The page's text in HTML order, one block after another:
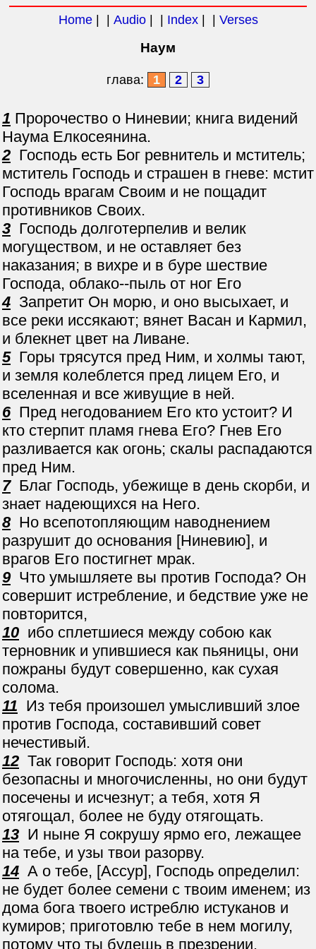
Home| | Audio| | Index| | Verses
Наум
глава: 1 2 3
1 Пророчество о Ниневии; книга видений
Наума Елкосеянина.
2 Господь есть Бог ревнитель и мститель;
мститель Господь и страшен в гневе: мстит
Господь врагам Своим и не пощадит
противников Своих.
3 Господь долготерпелив и велик
могуществом, и не оставляет без
наказания; в вихре и в буре шествие
Господа, облако--пыль от ног Его
4 Запретит Он морю, и оно высыхает, и
все реки иссякают; вянет Васан и Кармил,
и блекнет цвет на Ливане.
5Горы трясутся пред Ним, и холмы тают,
и земля колеблется пред лицем Его, и
вселенная и все живущие в ней.
6Пред негодованием Его кто устоит? И
кто стерпит пламя гнева Его? Гнев Его
разливается как огонь; скалы распадаются
пред Ним.
7Благ Господь, убежище в день скорби, и
знает надеющихся на Него.
8Но всепотопляющим наводнением
разрушит до основания [Ниневию], и
врагов Его постигнет мрак.
9Что умышляете вы против Господа? Он
совершит истребление, и бедствие уже не
повторится,
10 ибо сплетшиеся между собою как
терновник и упившиеся как пьяницы, они
пожраны будут совершенно, как сухая
солома.
11 Из тебя произошел умысливший злое
против Господа, составивший совет
нечестивый.
12 Так говорит Господь: хотя они
безопасны и многочисленны, но они будут
посечены и исчезнут; а тебя, хотя Я
отягощал, более не буду отягощать.
13 И ныне Я сокрушу ярмо его, лежащее
на тебе, и узы твои разорву.
14 А о тебе, [Ассур], Господь определил:
не будет более семени с твоим именем; из
дома бога твоего истреблю истуканов и
кумиров; приготовлю тебе в нем могилу,
потому что ты будешь в презрении.